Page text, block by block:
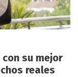
su mejor
reales